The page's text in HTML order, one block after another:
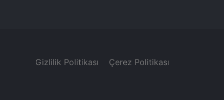
Gizlilik Politikası Çerez Politikası